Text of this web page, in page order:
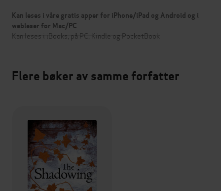
Kan leses i våre gratis apper for iPhone/iPad og Android og i
webleser for Mac/PC
Kan leses i iBooks, på PC, Kindle og PocketBook
Flere bøker av samme forfatter